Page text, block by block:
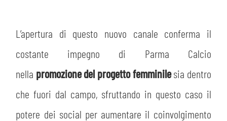
MUSEO
SLO
LAVORA CON NOI
CSR
ACADEMY
LEGENDS
L’apertura di questo nuovo canale conferma il
costante impegno di Parma Calcio
nella promozione del progetto femminilesia dentro
che fuori dal campo, sfruttando in questo caso il
potere dei social per aumentare il coinvolgimento